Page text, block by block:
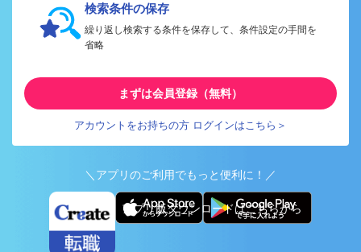
検索条件の保存
繰り返し検索する条件を保存して、条件設定の手間を
省略
まずは会員登録（無料）
アカウントをお持ちの方 ログインはこちら＞
＼アプリのご利用でもっと便利に！／
アプリ版ダウンロードはこちらから